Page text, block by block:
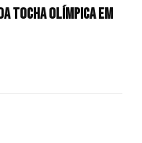
tocha olímpica em